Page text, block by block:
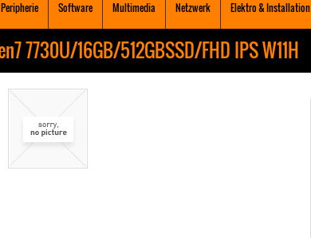
Peripherie Software Multimedia Netzwerk Elektro & Installation
7730U/16GB/512GBSSD/FHD IPS W11H